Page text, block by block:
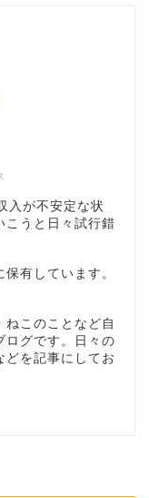
入が不安定な状
こうと日々試行錯
有しています。
このことなど自
ログです。日々の
どを記事にしてお